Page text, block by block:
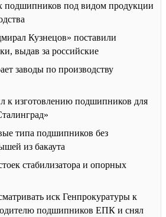
подшипников под видом продукции
Кузнецов» поставили
выдав за российские
заводы по производству
к изготовлению подшипников для
типа подшипников без
из бакаута
стабилизатора и опорных
иск Генпрокуратуры к
подшипников ЕПК и снял